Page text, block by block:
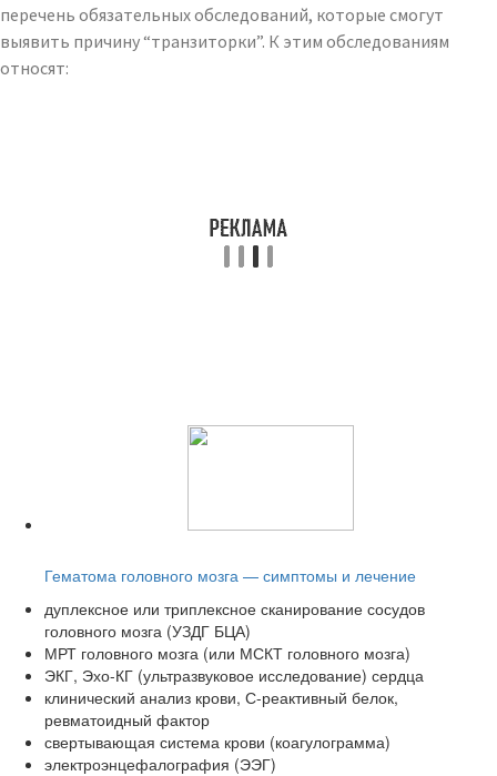
перечень обязательных обследований, которые смогут
выявить причину “транзиторки”. К этим обследованиям
относят:
Гематома головного мозга — симптомы и лечение
дуплексное или триплексное сканирование сосудов
головного мозга (УЗДГ БЦА)
МРТ головного мозга (или МСКТ головного мозга)
ЭКГ, Эхо-КГ (ультразвуковое исследование) сердца
клинический анализ крови, С-реактивный белок,
ревматоидный фактор
свертывающая система крови (коагулограмма)
электроэнцефалография (ЭЭГ)